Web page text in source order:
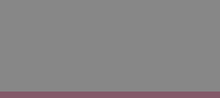
Contact us